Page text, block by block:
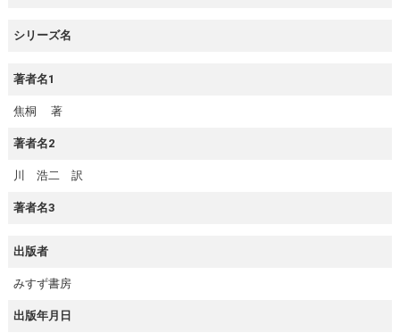
シリーズ名
著者名1
焦桐 著
著者名2
川 浩二 訳
著者名3
出版者
みすず書房
出版年月日